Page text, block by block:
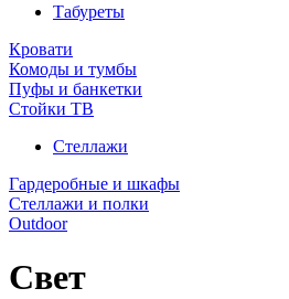
Табуреты
Кровати
Комоды и тумбы
Пуфы и банкетки
Стойки ТВ
Стеллажи
Гардеробные и шкафы
Стеллажи и полки
Outdoor
Свет